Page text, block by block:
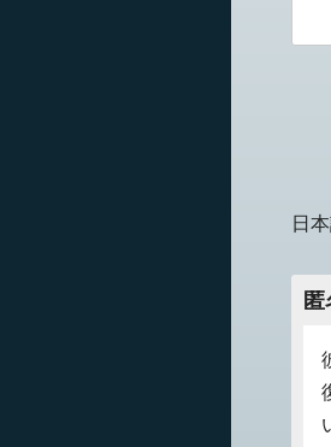
日
匿